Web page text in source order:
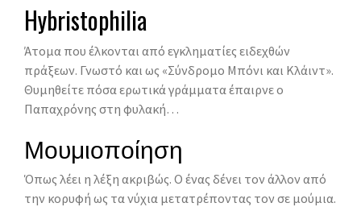
Hybristophilia
Άτομα που έλκονται από εγκληματίες ειδεχθών
πράξεων. Γνωστό και ως «Σύνδρομο Μπόνι και Κλάιντ».
Θυμηθείτε πόσα ερωτικά γράμματα έπαιρνε ο
Παπαχρόνης στη φυλακή…
Μουμιοποίηση
Όπως λέει η λέξη ακριβώς. Ο ένας δένει τον άλλον από
την κορυφή ως τα νύχια μετατρέποντας τον σε μούμια.